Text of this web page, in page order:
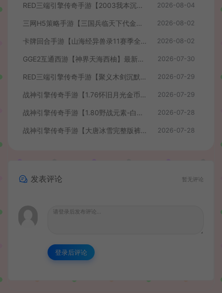
RED三端引擎传奇手游【2003我本沉默】最新整理Win系服务端+安卓苹果PC三端+详细搭建教程 2026-08-04
三网H5策略手游【三国兵临天下代金券内购七合修复版】最新整理单机一键即玩镜像端+Linux手工服务端+管理后台+GM授权后台+简易安卓客户端+详细搭建教程+视频教程 2026-08-02
卡牌回合手游【山海经异兽录11赛季全人物代金券内购版】最新整理WIN系服务端+授权GM后台+管理后台+热更修改工具+安卓+详细搭建教程 2026-08-02
GGE2互通西游【神界天海西柚】最新整理Win系服务端+安卓苹果PC三端+内置GM工具+全套源码+详细搭建教程+视频教程 2026-07-30
RED三端引擎传奇手游【聚义木剑沉默高仿嘟嘟沉默】最新整理Win系服务端+安卓苹果PC三端+详细搭建教程 2026-07-29
战神引擎传奇手游【1.76怀旧月光金币版】最新整理Win系复古服务端+安卓苹果双端+GM授权物品后台+详细搭建教程 2026-07-29
战神引擎传奇手游【1.80野战元素-白猪7.2免授权】最新整理Win系特色服务端+安卓+GM授权物品后台+详细搭建教程 2026-07-28
战神引擎传奇手游【大唐冰雪完整版裤衩7.0免授权】最新整理Win系特色服务端+GM授权后台+安卓苹果双端+详细搭建教程 2026-07-28
发表评论 暂无评论
登录后评论